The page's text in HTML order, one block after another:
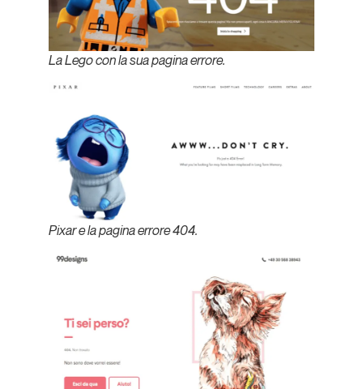
La Lego con la sua pagina errore.
Pixar e la pagina errore 404.